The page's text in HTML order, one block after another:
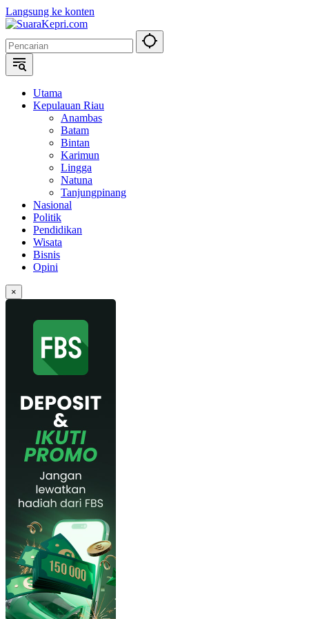
Langsung ke konten
Utama
Kepulauan Riau
Anambas
Batam
Bintan
Karimun
Lingga
Natuna
Tanjungpinang
Nasional
Politik
Pendidikan
Wisata
Bisnis
Opini
×